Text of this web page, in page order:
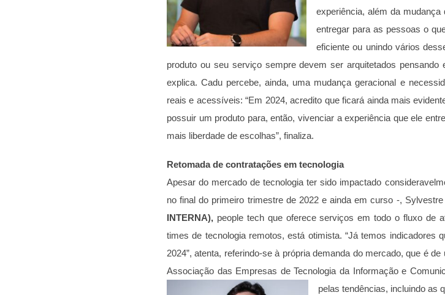
experiência, além da
entregar para as pessoas o
eficiente ou unindo vários
produto ou seu serviço sempre devem ser arquitetados
explica.Cadu percebe, ainda, uma mudança geracional e
reais e acessíveis: “Em 2024, acredito que ficará ainda mais
possuir um produto para, então, vivenciar a experiência que ele
mais liberdade de escolhas”, finaliza.
Retomada de contratações em tecnologia
Apesar do mercado de tecnologia ter sido impactado
no final do primeiro trimestre de 2022 e ainda em curso -,
INTERNA), people tech que oferece serviços em todo o fluxo de
times de tecnologia remotos, está otimista. “Já temos indicadores
2024”, atenta, referindo-se à própria demanda do mercado, que é
Associação das Empresas de Tecnologia da Informação e
pelas tendências, incluindo as